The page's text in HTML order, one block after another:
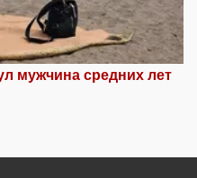
мужчина средних лет